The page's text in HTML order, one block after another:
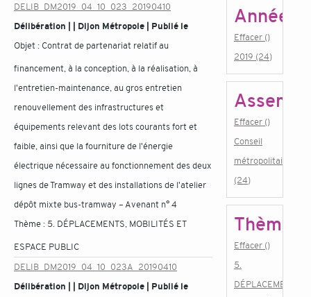
DELIB_DM2019_04_10_023_20190410
Délibération | | Dijon Métropole | Publié le
Objet : Contrat de partenariat relatif au
financement, à la conception, à la réalisation, à
l'entretien-maintenance, au gros entretien
renouvellement des infrastructures et
équipements relevant des lots courants fort et
faible, ainsi que la fourniture de l'énergie
électrique nécessaire au fonctionnement des deux
lignes de Tramway et des installations de l'atelier
dépôt mixte bus-tramway – Avenant n° 4
Thème : 5. DÉPLACEMENTS, MOBILITÉS ET
ESPACE PUBLIC
DELIB_DM2019_04_10_023A_20190410
Délibération | | Dijon Métropole | Publié le
Année
Effacer ()
2019 (24)
Effacer ()
Conseil
métropolitain
(24)
Thème
Effacer ()
5.
DÉPLACEMENTS,